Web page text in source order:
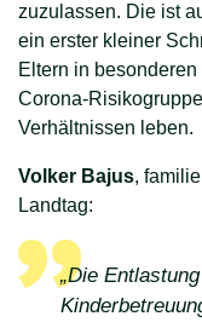
zuzulassen. Die ist
ein erster kleiner
Eltern in
Corona-
Verhältnissen leben.
Volker Bajus,
Landtag:
„Die